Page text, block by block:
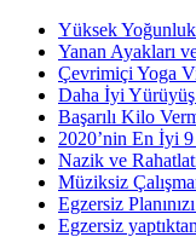
Yüksek
Yanan Ayakları
Çevrimiçi Yoga
Daha İyi Yürüyüş
Başarılı Kilo
2020’nin En İyi 9
Nazik ve
Müziksiz
Egzersiz
Egzersiz